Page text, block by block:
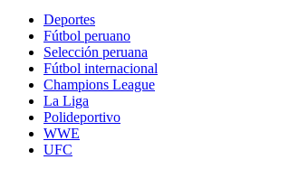
Deportes
Fútbol peruano
Selección peruana
Fútbol internacional
Champions League
La Liga
Polideportivo
WWE
UFC